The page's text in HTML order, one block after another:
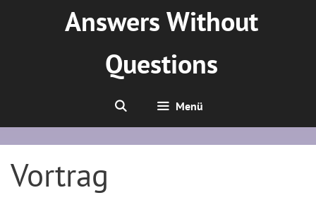
Answers Without
Questions
Menü
Vortrag